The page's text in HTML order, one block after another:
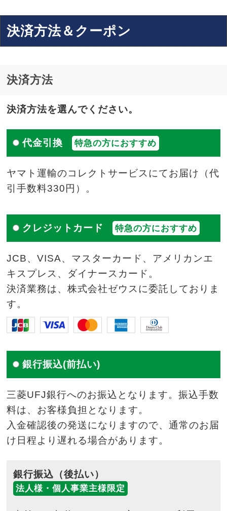
決済方法＆クーポン
決済方法
決済方法を選んでください。
代金引換 特急の方におすすめ
ヤマト運輸のコレクトサービスにてお届け（代
引手数料330円）。
クレジットカード 特急の方におすすめ
JCB、VISA、マスターカード、アメリカンエ
キスプレス、ダイナースカード。
決済業務は、株式会社ゼウスに委託しておりま
す。
銀行振込(前払い)
三菱UFJ銀行へのお振込となります。振込手数
料は、お客様負担となります。
入金確認後の発送になりますので、通常のお届
け日程より遅れる場合があります。
銀行振込（後払い）
法人様・個人事業主様限定